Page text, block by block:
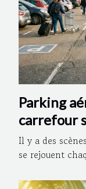
Parking
carrefour
Il y a des
se rejouent